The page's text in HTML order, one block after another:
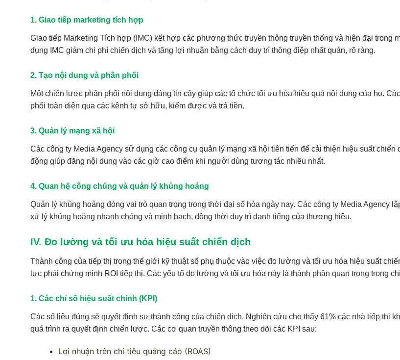
1. Giao tiếp marketing tích hợp
Giao tiếp Marketing Tích hợp (IMC) kết hợp các phương thức truyền thông truyền thống và hiện đại
dụng IMC giảm chi phí chiến dịch và tăng lợi nhuận bằng cách duy trì thông điệp nhất quán, rõ ràng.
2. Tạo nội dung và phân phối
Một chiến lược phân phối nội dung đáng tin cậy giúp các tổ chức tối ưu hóa hiệu quả nội dung của họ.
phối toàn diện qua các kênh tự sở hữu, kiếm được và trả tiền.
3. Quản lý mạng xã hội
Các công ty Media Agency sử dụng các công cụ quản lý mạng xã hội tiên tiến để cải thiện hiệu suất
động giúp đăng nội dung vào các giờ cao điểm khi người dùng tương tác nhiều nhất.
4. Quan hệ công chúng và quản lý khủng hoảng
Quản lý khủng hoảng đóng vai trò quan trọng trong thời đại số hóa ngày nay. Các công ty Media Agency
xử lý khủng hoảng nhanh chóng và minh bạch, đồng thời duy trì danh tiếng của thương hiệu.
IV. Đo lường và tối ưu hóa hiệu suất chiến dịch
Thành công của tiếp thị trong thế giới kỹ thuật số phụ thuộc vào việc đo lường và tối ưu hóa hiệu suất
lực phải chứng minh ROI tiếp thị. Các yếu tố đo lường và tối ưu hóa này là thành phần quan trọng trong
1. Các chỉ số hiệu suất chính (KPI)
Các số liệu đúng sẽ quyết định sự thành công của chiến dịch. Nghiên cứu cho thấy 61% các nhà tiếp thị
quá trình ra quyết định chiến lược. Các cơ quan truyền thông theo dõi các KPI sau:
Lợi nhuận trên chi tiêu quảng cáo (ROAS)